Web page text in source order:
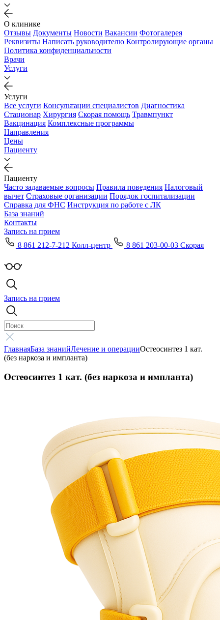
О клинике
Отзывы Документы Новости Вакансии Фотогалерея
Реквизиты Написать руководителю Контролирующие органы
Политика конфиденциальности
Врачи
Услуги
Услуги
Все услуги Консультации специалистов Диагностика
Стационар Хирургия Скорая помощь Травмпункт
Вакцинация Комплексные программы
Направления
Цены
Пациенту
Пациенту
Часто задаваемые вопросы Правила поведения Налоговый
вычет Страховые организации Порядок госпитализации
Справка для ФНС Инструкция по работе с ЛК
База знаний
Контакты
Запись на прием
8 861 212-7-212 Колл-центр
8 861 203-00-03 Скорая
Запись на прием
ГлавнаяБаза знанийЛечение и операцииОстеосинтез 1 кат.
(без наркоза и импланта)
Остеосинтез 1 кат. (без наркоза и импланта)